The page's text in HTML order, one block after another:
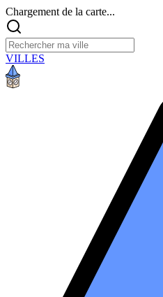
Chargement de la carte...
VILLES